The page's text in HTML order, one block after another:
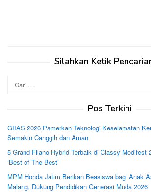
Silahkan Ketik
untuk:
Pos Terkini
GIIAS 2026 Pamerkan Teknologi Keselamatan
Semakin Canggih dan Aman
5 Grand Filano Hybrid Terbaik di Classy Modifest
‘Best of The Best’
MPM Honda Jatim Berikan Beasiswa bagi Anak
Malang, Dukung Pendidikan Generasi Muda 2026